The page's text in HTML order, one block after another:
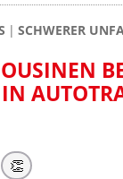
SCHWERER
👏